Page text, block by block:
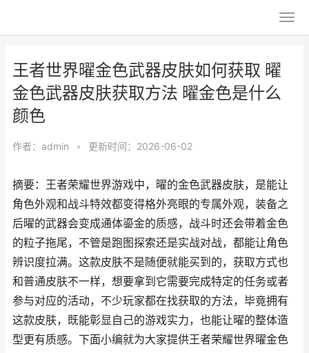
王者世界曜金色武器皮肤如何获取 曜
金色武器皮肤获取方法 曜金色是什么
颜色
作者： admin • 更新时间：2026-06-02
摘要：王者荣耀世界游戏中，曜的金色武器皮肤，是能让
角色外观和战斗特效都变得格外亮眼的专属外观，装备之
后曜的武器会变成通体鎏金的质感，战斗时还会带着金色
的粒子拖尾，不管是跑图探索还是实战对战，都能让角色
辨识度拉满。这款皮肤不是随便就能买到的，获取方式也
和普通皮肤不一样，想要拿到它需要完成特定的任务或者
参与对应的活动，不少玩家都在找获取的方法，毕竟拥有
这款皮肤，既能彰显自己的游戏实力，也能让曜的整体造
型更有质感。下面小编就为大家提供王者荣耀世界曜金色